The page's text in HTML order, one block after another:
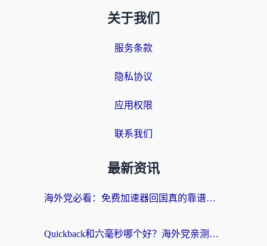
关于我们
服务条款
隐私协议
应用权限
联系我们
最新资讯
海外党必看：免费加速器回国真的靠谱吗？3步教你选到好用的归雁替代
Quickback和六毫秒哪个好？海外党亲测：选对回国加速器，无缝刷剧办公不再愁